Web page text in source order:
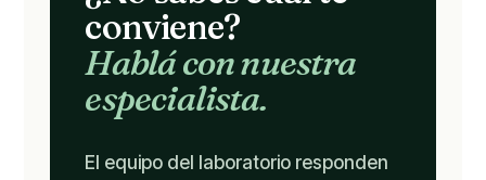
conviene?
Hablá con nuestra
especialista.
El equipo del laboratorio responden